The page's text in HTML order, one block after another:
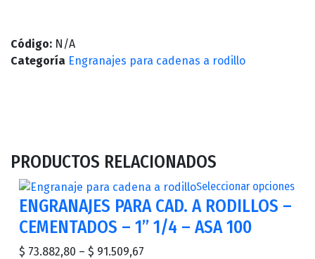
Código: N/A
Categoría Engranajes para cadenas a rodillo
PRODUCTOS RELACIONADOS
Seleccionar opciones
ENGRANAJES PARA CAD. A RODILLOS –
CEMENTADOS – 1” 1/4 – ASA 100
$ 73.882,80 – $ 91.509,67